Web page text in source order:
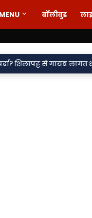
बॉलीवुड
से गायब लागत धनराशि,